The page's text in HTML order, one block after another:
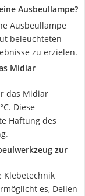
Ausbeullampe?
Ausbeullampe
beleuchteten
zu erzielen.
Midiar
das Midiar
Diese
Haftung des
zur
Klebetechnik
es, Dellen